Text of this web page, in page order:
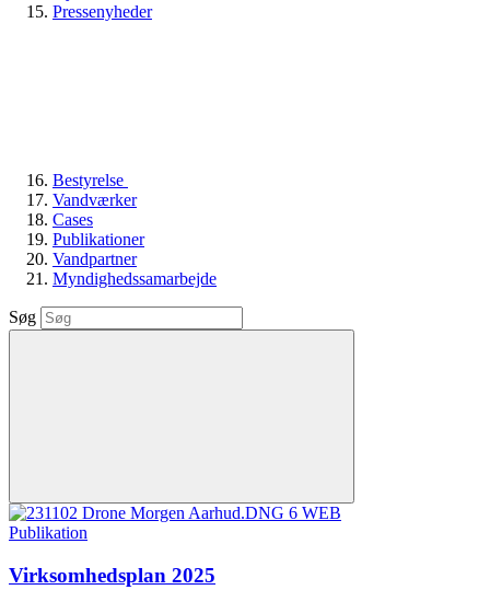
Pressenyheder
Bestyrelse
Vandværker
Cases
Publikationer
Vandpartner
Myndighedssamarbejde
Søg
Publikation
Virksomhedsplan 2025